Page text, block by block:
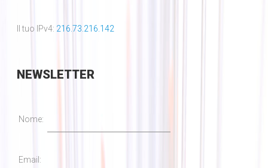
Il tuo IPv4: 216.73.216.142
NEWSLETTER
Nome:
Email: